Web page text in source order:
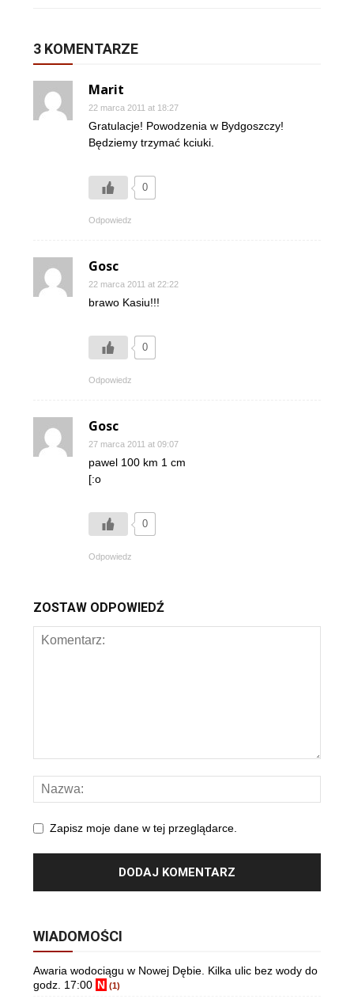
3 KOMENTARZE
Marit
22 marca 2011 at 18:27
Gratulacje! Powodzenia w Bydgoszczy!
Będziemy trzymać kciuki.
0
Odpowiedz
Gosc
22 marca 2011 at 22:22
brawo Kasiu!!!
0
Odpowiedz
Gosc
27 marca 2011 at 09:07
pawel 100 km 1 cm
[:o
0
Odpowiedz
ZOSTAW ODPOWIEDŹ
Zapisz moje dane w tej przeglądarce.
WIADOMOŚCI
Awaria wodociągu w Nowej Dębie. Kilka ulic bez wody do
godz. 17:00 N (1)